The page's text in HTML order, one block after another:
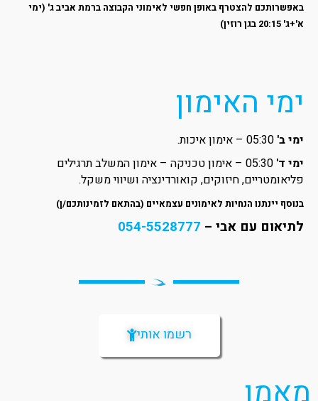
באפשרותכם להצטרף באופן חפשי לאימוני הקבוצה ברמת אביב ג' (ימי
א'+ג' 20:15 בגן רוזין)
ימי האימון
ימי ב' 05:30 – אימון איכות.
ימי ד'
05:30 – אימון טכניקה – אימון המשלב תרגילים
פליאומטריים, חיזוקים, קואורדינציה ושיווי משקל.
בנוסף יינתנו הנחיות לאימונים עצמאיים (בהתאם לזמינותכם/ן)
לתיאום עם אבי –
רשמו אותי